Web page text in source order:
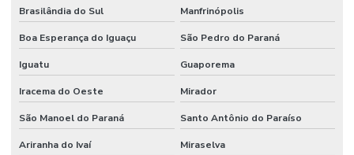
Brasilândia do Sul Manfrinópolis
Boa Esperança do Iguaçu São Pedro do Paraná
Iguatu Guaporema
Iracema do Oeste Mirador
São Manoel do Paraná Santo Antônio do Paraíso
Ariranha do Ivaí Miraselva